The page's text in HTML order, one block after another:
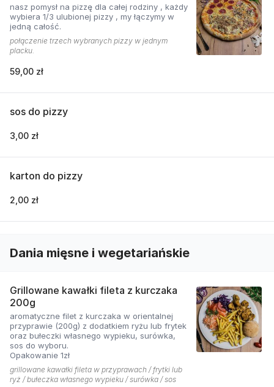
nasz pomysł na pizzę dla całej rodziny , każdy
wybiera 1/3 ulubionej pizzy , my łączymy w
jedną całość.
połączenie trzech wybranych pizzy w jednym
placku.
59,00 zł
sos do pizzy
3,00 zł
karton do pizzy
2,00 zł
Dania mięsne i wegetariańskie
Grillowane kawałki fileta z kurczaka
200g
aromatyczne filet z kurczaka w orientalnej
przyprawie (200g) z dodatkiem ryżu lub frytek
oraz bułeczki własnego wypieku, surówka,
sos do wyboru.
Opakowanie 1zł
grillowane kawałki fileta w przyprawach / frytki lub
ryż / bułeczka własnego wypieku / surówka / sos